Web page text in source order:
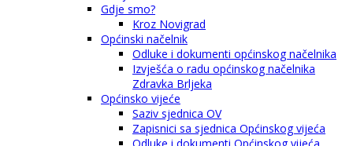
Gdje smo?
Kroz Novigrad
Općinski načelnik
Odluke i dokumenti općinskog načelnika
Izvješća o radu općinskog načelnika
Zdravka Brljeka
Općinsko vijeće
Saziv sjednica OV
Zapisnici sa sjednica Općinskog vijeća
Odluke i dokumenti Općinskog vijeća